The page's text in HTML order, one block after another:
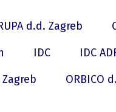
d.d. Zagreb
IDC IDC
ORBICO